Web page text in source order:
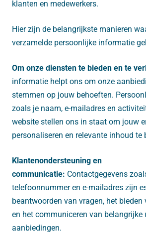
klanten en medewerkers.
Hier zijn de belangrijkste manieren
verzamelde persoonlijke informatie
Om onze diensten te bieden en te
informatie helpt ons om onze
stemmen op jouw behoeften.
zoals je naam, e-mailadres en
website stellen ons in staat om jouw
personaliseren en relevante inhoud te
Klantenondersteuning en
communicatie: Contactgegevens
telefoonnummer en e-mailadres zijn
beantwoorden van vragen, het bieden
en het communiceren van belangrijke
aanbiedingen.